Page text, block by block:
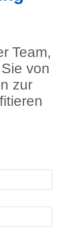
Team,
von
zur